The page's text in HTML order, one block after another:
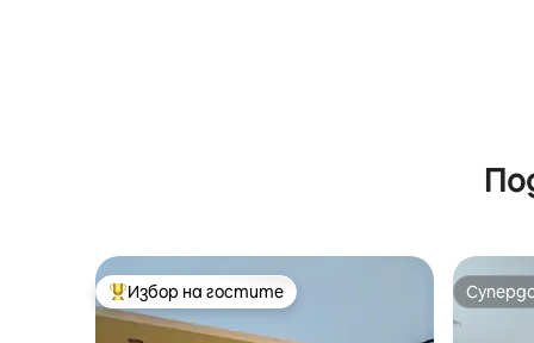
Най-популярен избор на гостите
Избор на гостите